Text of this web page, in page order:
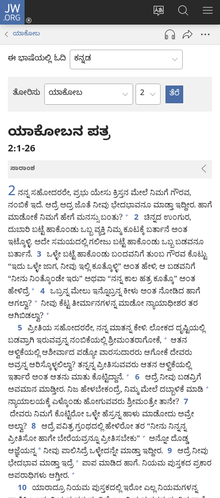
JW.ORG
ವೆಬ್‌ಸೈಟ್‌ನ
ಭಾಷೆಯನ್ನು
ಬದಲಿಸು
ಲಾಗ್
ಇನ್
(opens
new
ಹುಡುಕಿ
ಯಾಕೋಬ
ಈ ಭಾಷೆಯಲ್ಲಿ ಓದಿ
ತೋರಿಸು
ಬೈಬಲ್
ಅಧ್ಯಾಯ
ಯಾಕೋಬನ ಪತ್ರ
2:1-26
ಸಾರಾಂಶ
2ನನ್ನ ಸಹೋದರರೇ, ಪ್ರಭು ಯೇಸು ಕ್ರಿಸ್ತನ ಮೇಲೆ ನಿಮಗೆ ಗೌರವ,
ನಂಬಿಕೆ ಇದೆ. ಆದ್ರೆ ಅದ್ರ ಜೊತೆ ನೀವು ಭೇದಭಾವನೂ ಮಾಡ್ತಾ ಇದ್ದೀರ. ಹಾಗೆ
ಮಾಡೋಕೆ ನಿಮಗೆ ಹೇಗೆ ಮನಸ್ಸು ಬಂತು? + 2 ಚಿನ್ನದ ಉಂಗುರ,
ದುಬಾರಿ ಬಟ್ಟೆ ಹಾಕೊಂಡು ಒಬ್ಬ ವ್ಯಕ್ತಿ ನಿಮ್ಮ ಕೂಟಕ್ಕೆ ಬರ್ತಾನೆ ಅಂತ
ಇಟ್ಕೊಳ್ಳಿ. ಅದೇ ಸಮಯದಲ್ಲಿ ಗಲೀಜು ಬಟ್ಟೆ ಹಾಕೊಂಡು ಒಬ್ಬ ಬಡವನೂ
ಬರ್ತಾನೆ. 3 ಒಳ್ಳೇ ಬಟ್ಟೆ ಹಾಕೊಂಡು ಬಂದವನಿಗೆ ತುಂಬ ಗೌರವ ಕೊಟ್ಟು
“ಇದು ಒಳ್ಳೇ ಜಾಗ, ನೀವು ಇಲ್ಲಿ ಕೂತ್ಕೊಳ್ಳಿ” ಅಂತ ಹೇಳಿ, ಆ ಬಡವನಿಗೆ
“ನೀನು ನಿಂತ್ಕೊಂಡೇ ಇರು” ಅಥವಾ “ನನ್ನ ಕಾಲ ಹತ್ರ ಕೂತ್ಕೊ” ಅಂತ
ಹೇಳಿದ್ರೆ + 4 ಒಬ್ರನ್ನ ಮೇಲು ಇನ್ನೊಬ್ರನ್ನ ಕೀಳು ಅಂತ ನೋಡಿದ ಹಾಗೆ
ಆಗಲ್ವಾ? + ನೀವು ಕೆಟ್ಟ ತೀರ್ಮಾನಗಳನ್ನ ಮಾಡೋ ನ್ಯಾಯಾಧೀಶರ ತರ
ಆಗಿಬಿಡಲ್ವಾ? +
5 ಪ್ರೀತಿಯ ಸಹೋದರರೇ, ನನ್ನ ಮಾತನ್ನ ಕೇಳಿ. ಲೋಕದ ದೃಷ್ಟಿಯಲ್ಲಿ
ಬಡವ್ರಾಗಿ ಇರುವವ್ರನ್ನ ನಂಬಿಕೆಯಲ್ಲಿ ಶ್ರೀಮಂತರಾಗೋಕೆ, + ಆತನ
ಆಳ್ವಿಕೆಯಲ್ಲಿ ಆಶೀರ್ವಾದ ಪಡ್ಯೋ ವಾರಸುದಾರರು ಆಗೋಕೆ ದೇವರು
ಅವ್ರನ್ನ ಆರಿಸ್ಕೊಳ್ಳಲಿಲ್ವಾ? ತನ್ನನ್ನ ಪ್ರೀತಿಸುವವರು ಆತನ ಆಳ್ವಿಕೆಯಲ್ಲಿ
ಇರ್ತಾರೆ ಅಂತ ಆತನು ಮಾತು ಕೊಟ್ಟಿದ್ದಾನೆ. + 6 ಆದ್ರೆ ನೀವು ಬಡವ್ರಿಗೆ
ಅವಮಾನ ಮಾಡ್ತೀರ. ನಿಜ ಹೇಳಬೇಕಂದ್ರೆ, ನಿಮ್ಮ ಮೇಲೆ ದಬ್ಬಾಳಿಕೆ ಮಾಡಿ +
ನ್ಯಾಯಾಲಯಕ್ಕೆ ಎಳ್ಕೊಂಡು ಹೋಗುವವರು ಶ್ರೀಮಂತ್ರೇ ತಾನೇ? 7
ದೇವರು ನಿಮಗೆ ಕೊಟ್ಟಿರೋ ಒಳ್ಳೇ ಹೆಸ್ರನ್ನ ಹಾಳು ಮಾಡೋದು ಅವ್ರೇ
ಅಲ್ವಾ? 8 ಆದ್ರೆ ಪವಿತ್ರ ಗ್ರಂಥದಲ್ಲಿ ಹೇಳಿರೋ ತರ “ನೀನು ನಿನ್ನನ್ನ
ಪ್ರೀತಿಸೋ ಹಾಗೇ ಬೇರೆಯವ್ರನ್ನೂ ಪ್ರೀತಿಸಬೇಕು” + ಅನ್ನೋ ದೊಡ್ಡ
ಆಜ್ಞೆಯನ್ನ *ನೀವು ಪಾಲಿಸಿದ್ರೆ ಒಳ್ಳೇದನ್ನೇ ಮಾಡ್ತಾ ಇದ್ದೀರ. 9 ಆದ್ರೆ ನೀವು
ಭೇದಭಾವ ಮಾಡ್ತಾ ಇದ್ರೆ + ಪಾಪ ಮಾಡಿದ ಹಾಗೆ. ನಿಯಮ ಪುಸ್ತಕದ ಪ್ರಕಾರ
ಅಪರಾಧಿಗಳು ಆಗ್ತೀರ. +
10 ಯಾರಾದ್ರೂ ನಿಯಮ ಪುಸ್ತಕದಲ್ಲಿ ಇರೋ ಎಲ್ಲ ನಿಯಮಗಳನ್ನ